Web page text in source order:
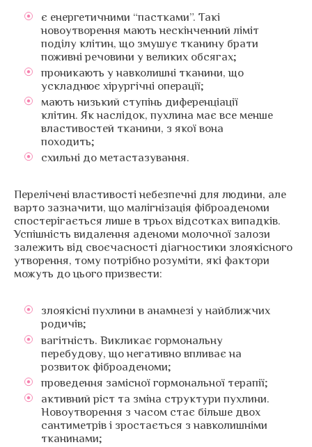
є енергетичними “пастками”. Такі
новоутворення мають нескінченний ліміт
поділу клітин, що змушує тканину брати
поживні речовини у великих обсягах;
проникають у навколишні тканини, що
ускладнює хірургічні операції;
мають низький ступінь диференціації
клітин. Як наслідок, пухлина має все менше
властивостей тканини, з якої вона
походить;
схильні до метастазування.
Перелічені властивості небезпечні для людини, але
варто зазначити, що малігнізація фіброаденоми
спостерігається лише в трьох відсотках випадків.
Успішність видалення аденоми молочної залози
залежить від своєчасності діагностики злоякісного
утворення, тому потрібно розуміти, які фактори
можуть до цього призвести:
злоякісні пухлини в анамнезі у найближчих
родичів;
вагітність. Викликає гормональну
перебудову, що негативно впливає на
розвиток фіброаденоми;
проведення замісної гормональної терапії;
активний ріст та зміна структури пухлини.
Новоутворення з часом стає більше двох
сантиметрів і зростається з навколишніми
тканинами;